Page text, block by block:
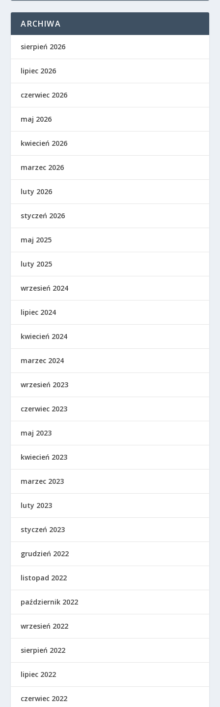
ARCHIWA
sierpień 2026
lipiec 2026
czerwiec 2026
maj 2026
kwiecień 2026
marzec 2026
luty 2026
styczeń 2026
maj 2025
luty 2025
wrzesień 2024
lipiec 2024
kwiecień 2024
marzec 2024
wrzesień 2023
czerwiec 2023
maj 2023
kwiecień 2023
marzec 2023
luty 2023
styczeń 2023
grudzień 2022
listopad 2022
październik 2022
wrzesień 2022
sierpień 2022
lipiec 2022
czerwiec 2022